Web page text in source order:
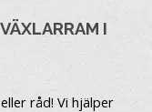
I
råd! Vi hjälper